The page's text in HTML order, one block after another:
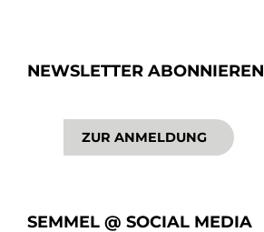
NEWSLETTER ABONNIEREN
ZUR ANMELDUNG
SEMMEL @ SOCIAL MEDIA